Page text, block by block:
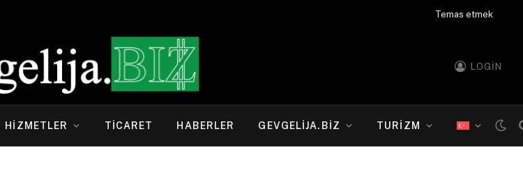
Temas etmek
LOGIN
HIZMETLER TICARET HABERLER GEVGELIJA.BIZ TURIZM